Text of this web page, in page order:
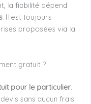
la fiabilité dépend
. Il est toujours
proposées via la
gratuit ?
pour le particulier.
sans aucun frais.